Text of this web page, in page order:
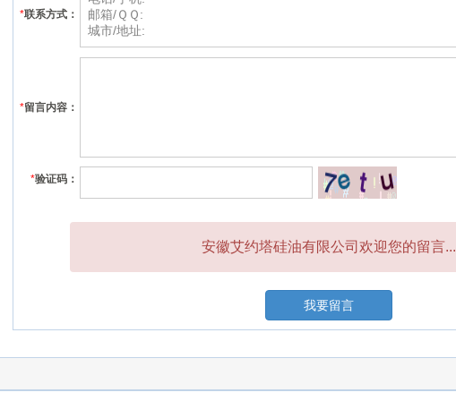
*联系方式：
*留言内容：
*验证码：
安徽艾约塔硅油有限公司欢迎您的留言...
我要留言